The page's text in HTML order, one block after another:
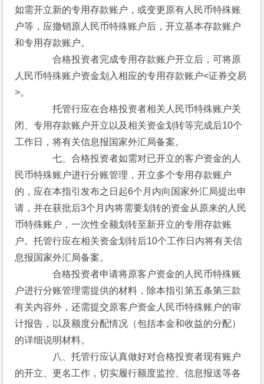
如需开立新的专用存款账户，或变更原有人民币特殊账
户等，应撤销原人民币特殊账户后，开立基本存款账户
和专用存款账户。
合格投资者完成专用存款账户开立后，可将原
人民币特殊账户资金划入相应的专用存款账户<证券交易
>。
托管行应在合格投资者相关人民币特殊账户关
闭、专用存款账户开立以及相关资金划转等完成后10个
工作日，将有关信息报国家外汇局备案。
七、合格投资者如需对已开立的客户资金的人
民币特殊账户进行分账管理，开立多个专用存款账户
的，应在本指引发布之日起6个月内向国家外汇局提出申
请，并在获批后3个月内将需要划转的资金从原来的人民
币特殊账户，一次性全额划转至新开立的专用存款账
户。托管行应在相关资金划转后10个工作日内将有关信
息报国家外汇局备案。
合格投资者申请将原客户资金的人民币特殊账
户进行分账管理需提供的材料，除本指引第五条第三款
有关内容外，还需提交原客户资金人民币特殊账户的审
计报告，以及额度分配情况（包括本金和收益的分配）
的详细说明材料。
八、托管行应认真做好对合格投资者现有账户
的开立、更名工作，切实履行额度监控、信息报送等各